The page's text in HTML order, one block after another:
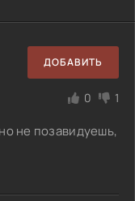
ДОБАВИТЬ
0 1
не позавидуешь,